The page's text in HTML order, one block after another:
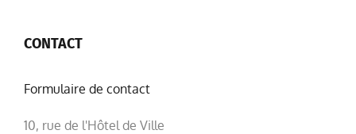
CONTACT
Formulaire de contact
10, rue de l'Hôtel de Ville